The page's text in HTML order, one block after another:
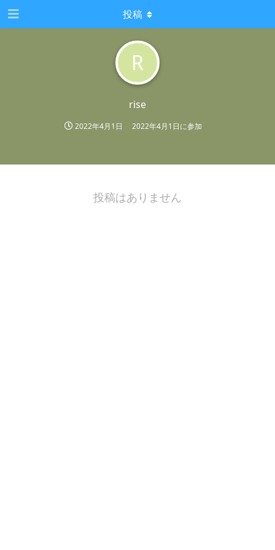
R
rise
2022年4月1日 2022年4月1日に参加
投稿
投稿はありません